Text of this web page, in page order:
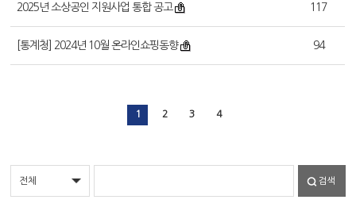
2025년 소상공인 지원사업 통합 공고 117
[통계청] 2024년 10월 온라인쇼핑동향 94
1 2 3 4
검색